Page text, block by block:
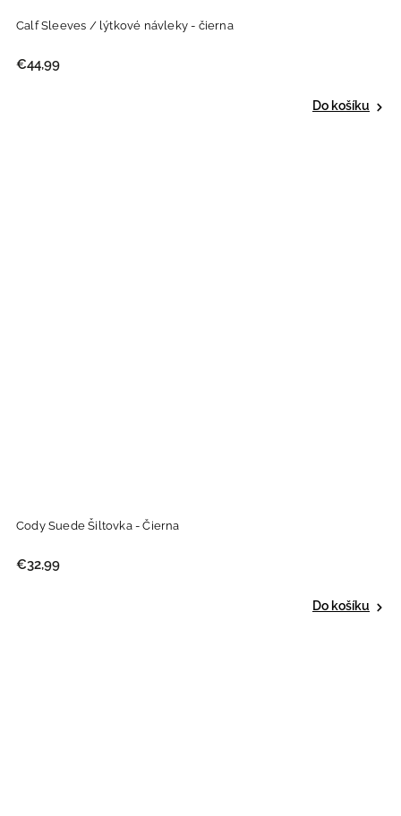
Calf Sleeves / lýtkové návleky - čierna
€44,99
Do košíku
Cody Suede Šiltovka - Čierna
€32,99
Do košíku